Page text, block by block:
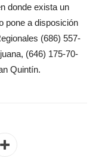
donde exista un
pone a disposición
(686) 557-
(646) 175-70-
Quintín.